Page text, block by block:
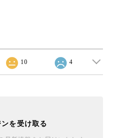
10 4
を受け取る